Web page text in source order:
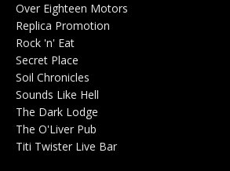
Over Eighteen Motors
Replica Promotion
Rock 'n' Eat
Secret Place
Soil Chronicles
Sounds Like Hell
The Dark Lodge
The O'Liver Pub
Titi Twister Live Bar